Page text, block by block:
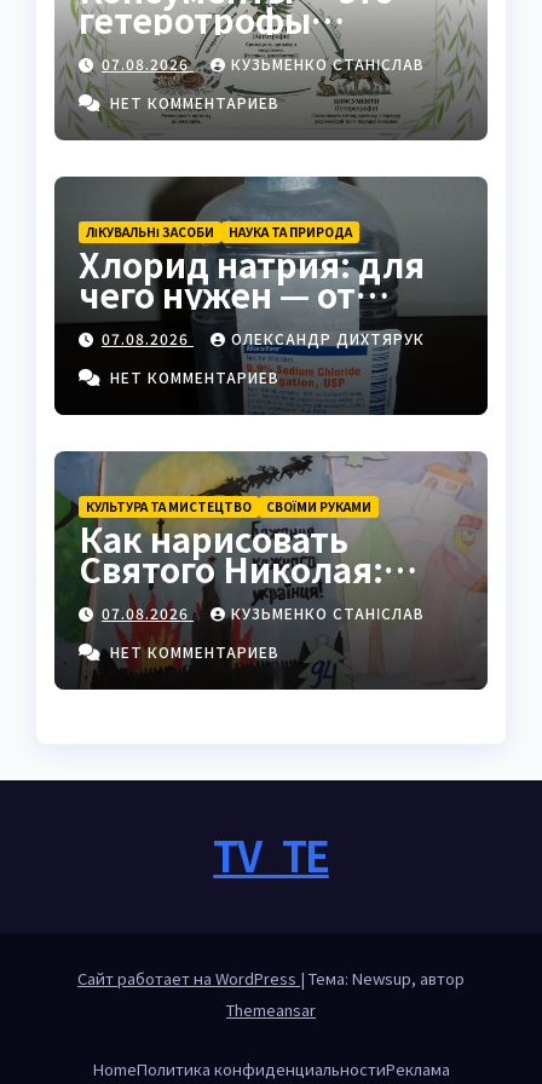
гетеротрофы
экосистемы
07.08.2026
КУЗЬМЕНКО СТАНІСЛАВ
НЕТ КОММЕНТАРИЕВ
ЛІКУВАЛЬНІ ЗАСОБИ НАУКА ТА ПРИРОДА
Хлорид натрия: для
чего нужен — от
физраствора до
промышленности
07.08.2026
ОЛЕКСАНДР ДИХТЯРУК
НЕТ КОММЕНТАРИЕВ
КУЛЬТУРА ТА МИСТЕЦТВО СВОЇМИ РУКАМИ
Как нарисовать
Святого Николая:
полный пошаговый
гайд с секретами
мастеров
07.08.2026
КУЗЬМЕНКО СТАНІСЛАВ
НЕТ КОММЕНТАРИЕВ
TV_TE
Сайт работает на WordPress | Тема: Newsup, автор
Themeansar
HomeПолитика конфиденциальностиРеклама